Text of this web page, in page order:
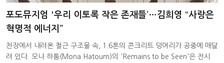
포도뮤지엄 '우리 이토록 작은 존재들’…김희영 “사랑은
혁명적 에너지”
천장에서 내려온 철근 구조물 속, 1.6톤의 콘크리트 덩어리가 공중에 매달
려 있다. 모나 하툼(Mona Hatoum)의 'Remains to be Seen'은 전시